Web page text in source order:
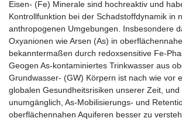
Eisen- (Fe) Minerale sind hochreaktiv und
Kontrollfunktion bei der Schadstoffdynamik in
anthropogenen Umgebungen. Insbesondere
Oxyanionen wie Arsen (As) in
bekanntermaßen durch redoxsensitive Fe-
Geogen As-kontaminiertes Trinkwasser aus
Grundwasser- (GW) Körpern ist nach wie vor
globalen Gesundheitsrisiken unserer Zeit,
unumgänglich, As-Mobilisierungs- und
oberflächennahen Aquiferen besser zu